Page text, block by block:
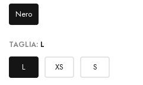
Nero
TAGLIA: L
L XS S